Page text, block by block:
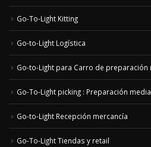
Go-To-Light Kitting
Go-to-Light Logística
Go-to-Light para Carro de
Go-To-Light picking : Preparación
Go-to-Light Recepción mercancía
Go-To-Light Tiendas y retail